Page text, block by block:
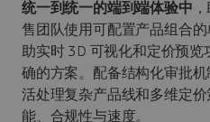
统一到统一的端到端体验中
售团队使用可配置产品组合
助实时 3D 可视化和定价预
确的方案。配备结构化审批
活处理复杂产品线和多维定
能、合规性与速度。